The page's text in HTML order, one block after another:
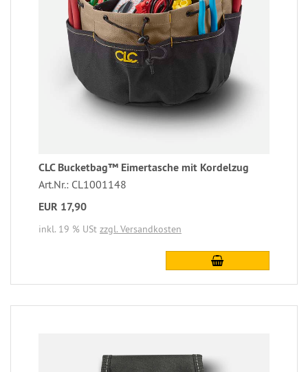
CLC Bucketbag™ Eimertasche mit Kordelzug
Art.Nr.: CL1001148
EUR 17,90
inkl. 19 % USt zzgl. Versandkosten